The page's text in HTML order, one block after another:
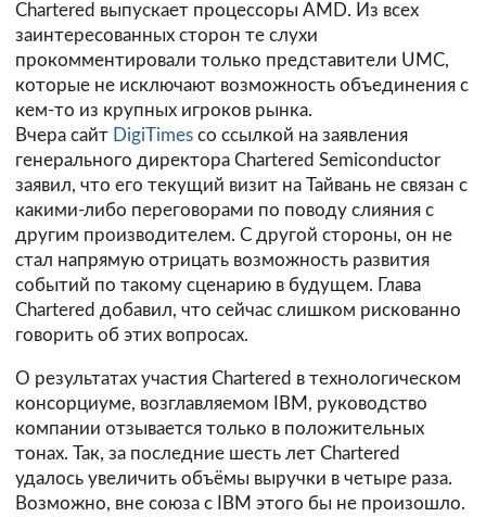
Chartered выпускает процессоры AMD. Из всех
заинтересованных сторон те слухи
прокомментировали только представители UMC,
которые не исключают возможность объединения с
кем-то из крупных игроков рынка.
Вчера сайт DigiTimes со ссылкой на заявления
генерального директора Chartered Semiconductor
заявил, что его текущий визит на Тайвань не связан с
какими-либо переговорами по поводу слияния с
другим производителем. С другой стороны, он не
стал напрямую отрицать возможность развития
событий по такому сценарию в будущем. Глава
Chartered добавил, что сейчас слишком рискованно
говорить об этих вопросах.
О результатах участия Chartered в технологическом
консорциуме, возглавляемом IBM, руководство
компании отзывается только в положительных
тонах. Так, за последние шесть лет Chartered
удалось увеличить объёмы выручки в четыре раза.
Возможно, вне союза с IBM этого бы не произошло.